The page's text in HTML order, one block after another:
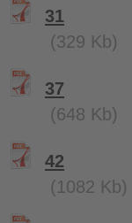
31
(329 Kb)
37
(648 Kb)
42
(1082 Kb)